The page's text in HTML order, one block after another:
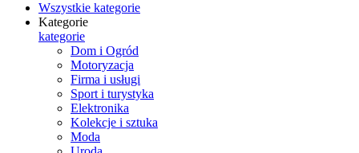
Wszystkie kategorie
Kategorie
kategorie
Dom i Ogród
Motoryzacja
Firma i usługi
Sport i turystyka
Elektronika
Kolekcje i sztuka
Moda